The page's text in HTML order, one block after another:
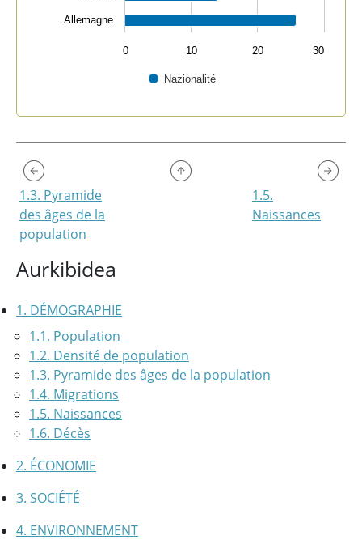
Aurkibidea
1. DÉMOGRAPHIE
1.1. Population
1.2. Densité de population
1.3. Pyramide des âges de la population
1.4. Migrations
1.5. Naissances
1.6. Décès
2. ÉCONOMIE
3. SOCIÉTÉ
4. ENVIRONNEMENT
Nazionalité
Allemagne
0 10 20 30
1.3. Pyramide
des âges de la
population
1.5.
Naissances